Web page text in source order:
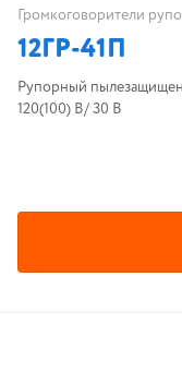
Громкоговорители
12ГР-41П
Рупорный
120(100) В/ 30 В